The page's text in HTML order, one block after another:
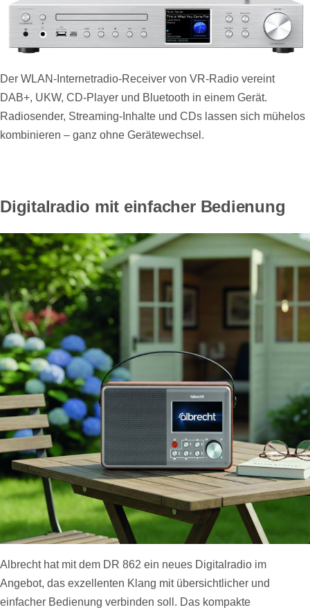
Der WLAN-Internetradio-Receiver von VR-Radio vereint
DAB+, UKW, CD-Player und Bluetooth in einem Gerät.
Radiosender, Streaming-Inhalte und CDs lassen sich mühelos
kombinieren – ganz ohne Gerätewechsel.
Digitalradio mit einfacher Bedienung
Albrecht hat mit dem DR 862 ein neues Digitalradio im
Angebot, das exzellenten Klang mit übersichtlicher und
einfacher Bedienung verbinden soll. Das kompakte